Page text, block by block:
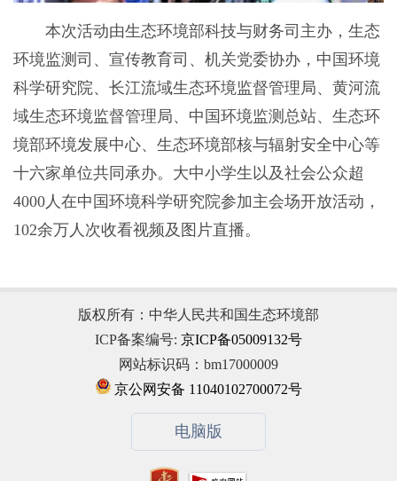
本次活动由生态环境部科技与财务司主办，生态
环境监测司、宣传教育司、机关党委协办，中国环境
科学研究院、长江流域生态环境监督管理局、黄河流
域生态环境监督管理局、中国环境监测总站、生态环
境部环境发展中心、生态环境部核与辐射安全中心等
十六家单位共同承办。大中小学生以及社会公众超
4000人在中国环境科学研究院参加主会场开放活动，
102余万人次收看视频及图片直播。
版权所有：中华人民共和国生态环境部
ICP备案编号: 京ICP备05009132号
网站标识码：bm17000009
京公网安备 11040102700072号
电脑版